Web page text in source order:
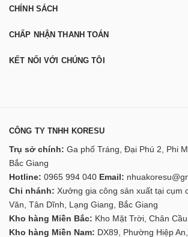
CHÍNH SÁCH
CHẤP NHẬN THANH TOÁN
KẾT NỐI VỚI CHÚNG TÔI
CÔNG TY TNHH KORESU
Trụ sở chính: Ga phố Tráng, Đại Phú 2, Phi
Bắc Giang
Hotline: 0965 994 040 Email:
Chi nhánh: Xưởng gia công sản xuất tại cụm
Văn, Tân Dĩnh, Lạng Giang, Bắc Giang
Kho hàng Miền Bắc: Kho Mặt Trời, Chân
Kho hàng Miền Nam: DX89, Phường Hiệp